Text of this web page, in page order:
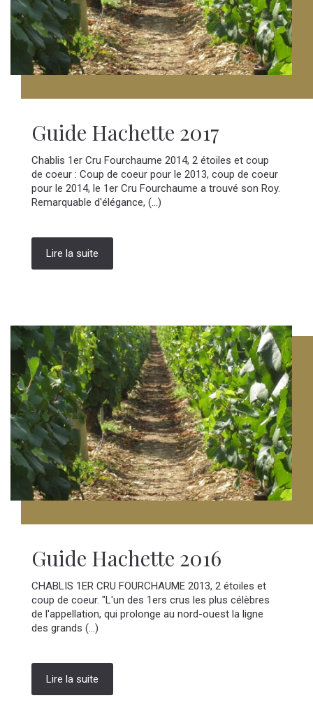
Guide Hachette 2017
Chablis 1er Cru Fourchaume 2014, 2 étoiles et coup
de coeur : Coup de coeur pour le 2013, coup de coeur
pour le 2014, le 1er Cru Fourchaume a trouvé son Roy.
Remarquable d'élégance, (...)
Lire la suite
Guide Hachette 2016
CHABLIS 1ER CRU FOURCHAUME 2013, 2 étoiles et
coup de coeur. "L'un des 1ers crus les plus célèbres
de l'appellation, qui prolonge au nord-ouest la ligne
des grands (...)
Lire la suite